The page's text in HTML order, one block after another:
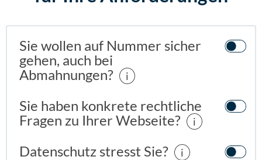
Sie wollen auf Nummer sicher
gehen, auch bei
Abmahnungen?
i
Sie haben konkrete rechtliche
Fragen zu Ihrer Webseite?
i
Datenschutz stresst Sie? i